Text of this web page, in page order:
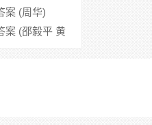
案 (周华)
案 (邵毅平 黄